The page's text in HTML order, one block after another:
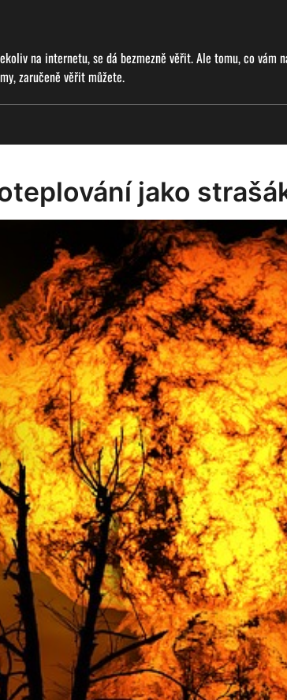
na internetu, se dá bezmezně věřit. Ale tomu, co vám
zaručeně věřit můžete.
jako